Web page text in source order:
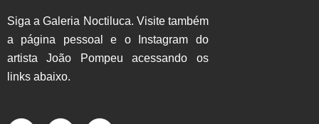
Siga a Galeria Noctiluca. Visite também
a página pessoal e o Instagram do
artista João Pompeu acessando os
links abaixo.